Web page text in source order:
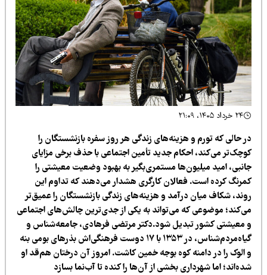
حالی که تورم و هزینه‌های زندگی هر روز سفره بازنشستگان را
می‌کند، احکام جدید تأمین اجتماعی با حذف برخی مزایای
امید میلیون‌ها مستمری‌بگیر به بهبود وضعیت معیشتی را
کرده است. فعالان کارگری هشدار می‌دهند که تداوم این
شکاف میان درآمد و هزینه‌های زندگی بازنشستگان را عمیق‌تر
موضوعی که می‌تواند به یکی از جدی‌ترین چالش‌های اجتماعی
معیشتی کشور تبدیل شود.دکتر مرتضی فرهادی، جامعه‌شناس و
گیاه‌مردم‌شناس، در ۱۳۵۳ با ۱۷ دوست فرهنگی‌اش بذرهای بومی بنه
الوک را در دامنه کوه بوجه خمین کاشت. امروز آن درختان هم‌قد او
اما شهرداری بخشی از آن‌ها را کنده تا آب‌نما بسازد